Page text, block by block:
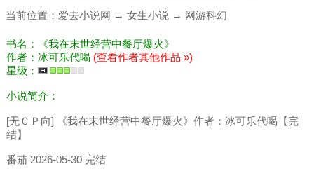
当前位置： 爱去小说网 → 女生小说 → 网游科幻
书名：《我在末世经营中餐厅爆火》
作者：冰可乐代喝 (查看作者其他作品 »)
星级：
小说简介：
[无ＣＰ向] 《我在末世经营中餐厅爆火》作者：冰可乐代喝【完
结】
番茄 2026-05-30 完结